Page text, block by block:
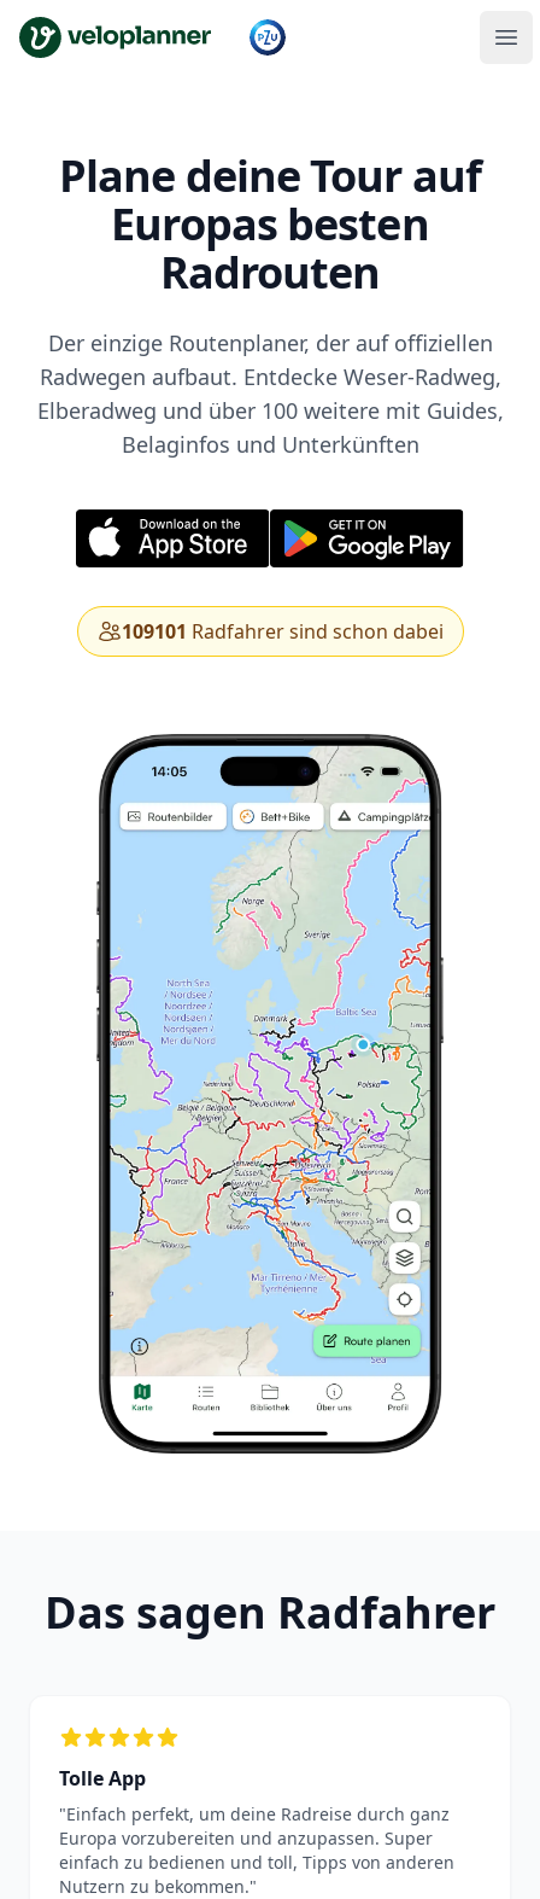
VeloPlanner
Plane deine Tour auf
Europas besten
Radrouten
Der einzige Routenplaner, der auf offiziellen
Radwegen aufbaut. Entdecke Weser-Radweg,
Elberadweg und über 100 weitere mit Guides,
Belaginfos und Unterkünften
109101 Radfahrer sind schon dabei
Das sagen Radfahrer
Tolle App
"Einfach perfekt, um deine Radreise durch ganz
Europa vorzubereiten und anzupassen. Super
einfach zu bedienen und toll, Tipps von anderen
Nutzern zu bekommen."